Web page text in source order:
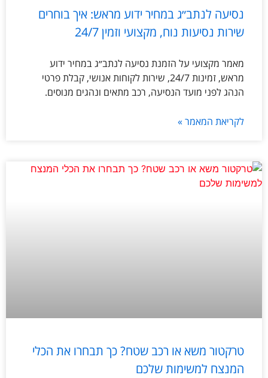
נסיעה לנתב״ג במחיר ידוע מראש: איך בוחרים
שירות נסיעות נוח, מקצועי וזמין 24/7
מאמר מקצועי על הזמנת נסיעה לנתב״ג במחיר ידוע
מראש, זמינות 24/7, שירות לקוחות אנושי, קבלת פרטי
הנהג לפני מועד הנסיעה, רכב מתאים ונהגים מנוסים.
לקריאת המאמר »
טרקטור משא או רכב שטח? כך תבחרו את הכלי
המנצח למשימות שלכם